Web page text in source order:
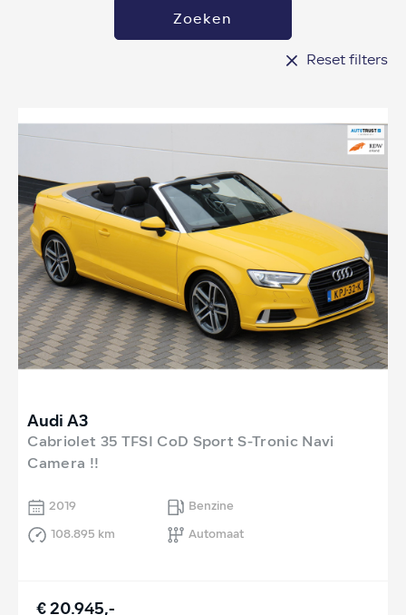
Zoeken
Reset filters
Audi A3
Cabriolet 35 TFSI CoD Sport S-Tronic Navi
Camera !!
2019
Benzine
108.895 km
Automaat
€ 20.945,-